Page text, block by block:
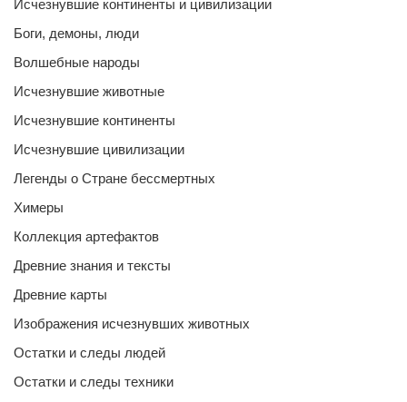
Исчезнувшие континенты и цивилизации
Боги, демоны, люди
Волшебные народы
Исчезнувшие животные
Исчезнувшие континенты
Исчезнувшие цивилизации
Легенды о Стране бессмертных
Химеры
Коллекция артефактов
Древние знания и тексты
Древние карты
Изображения исчезнувших животных
Остатки и следы людей
Остатки и следы техники